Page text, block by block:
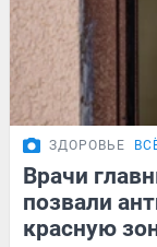
ЗДОРОВЬЕ
Врачи
позвали
красную